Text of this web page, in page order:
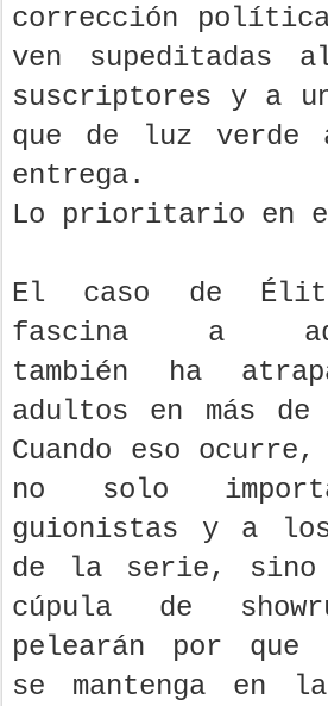
corrección
ven supeditadas
suscriptores y a
que de luz verde
entrega.
Lo prioritario en
El caso de
fascina a
también ha
adultos en más de
Cuando eso
no solo
guionistas y a
de la serie, sino
cúpula de
pelearán por que
se mantenga en